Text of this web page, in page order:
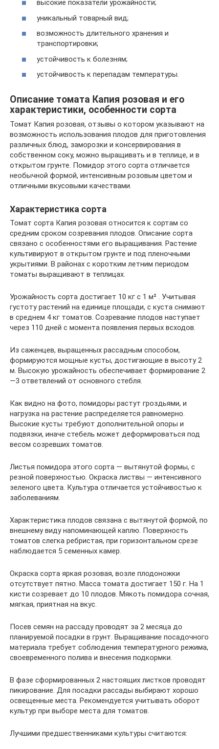
высокие показатели урожайности;
уникальный товарный вид;
возможность длительного хранения и
транспортировки;
устойчивость к болезням;
устойчивость к перепадам температуры.
Описание томата Капия розовая и его
характеристики, особенности сорта
Томат Капия розовая, отзывы о котором указывают на
возможность использования плодов для приготовления
различных блюд, заморозки и консервирования в
собственном соку, можно выращивать и в теплице, и в
открытом грунте. Помидор этого сорта отличается
необычной формой, интенсивным розовым цветом и
отличными вкусовыми качествами.
Характеристика сорта
Томат сорта Капия розовая относится к сортам со
средним сроком созревания плодов. Описание сорта
связано с особенностями его выращивания. Растение
культивируют в открытом грунте и под пленочными
укрытиями. В районах с коротким летним периодом
томаты выращивают в теплицах.
Урожайность сорта достигает 10 кг с 1 м² . Учитывая
густоту растений на единице площади, с куста снимают
в среднем 4 кг томатов. Созревание плодов наступает
через 110 дней с момента появления первых всходов.
Из саженцев, выращенных рассадным способом,
формируются мощные кусты, достигающие в высоту 2
м. Высокую урожайность обеспечивает формирование 2
—3 ответвлений от основного стебля.
Как видно на фото, помидоры растут гроздьями, и
нагрузка на растение распределяется равномерно.
Высокие кусты требуют дополнительной опоры и
подвязки, иначе стебель может деформироваться под
весом созревших томатов.
Листья помидора этого сорта — вытянутой формы, с
резной поверхностью. Окраска листвы — интенсивного
зеленого цвета. Культура отличается устойчивостью к
заболеваниям.
Характеристика плодов связана с вытянутой формой, по
внешнему виду напоминающей каплю. Поверхность
томатов слегка ребристая, при горизонтальном срезе
наблюдается 5 семенных камер.
Окраска сорта яркая розовая, возле плодоножки
отсутствует пятно. Масса томата достигает 150 г. На 1
кисти созревает до 10 плодов. Мякоть помидора сочная,
мягкая, приятная на вкус.
Посев семян на рассаду проводят за 2 месяца до
планируемой посадки в грунт. Выращивание посадочного
материала требует соблюдения температурного режима,
своевременного полива и внесения подкормки.
В фазе сформированных 2 настоящих листков проводят
пикирование. Для посадки рассады выбирают хорошо
освещенные места. Рекомендуется учитывать оборот
культур при выборе места для томатов.
Лучшими предшественниками культуры считаются: